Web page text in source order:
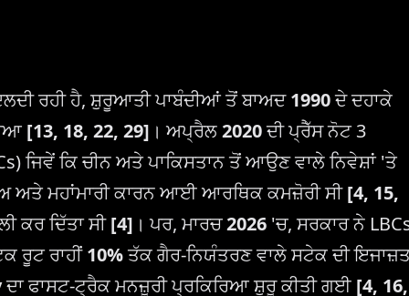
ਰਹੀ ਹੈ, ਸ਼ੁਰੂਆਤੀ ਪਾਬੰਦੀਆਂ ਤੋਂ ਬਾਅਦ1990ਦੇ ਦਹਾਕੇ
[13, 18, 22, 29] । ਅਪ੍ਰੈਲ2020ਦੀ ਪ੍ਰੈੱਸ ਨੋਟ 3
ਜਿਵੇਂ ਕਿ ਚੀਨ ਅਤੇ ਪਾਕਿਸਤਾਨ ਤੋਂ ਆਉਣ ਵਾਲੇ ਨਿਵੇਸ਼ਾਂ 'ਤੇ
ਅਤੇ ਮਹਾਂਮਾਰੀ ਕਾਰਨ ਆਈ ਆਰਥਿਕ ਕਮਜ਼ੋਰੀ ਸੀ[4, 15,
ਕਰ ਦਿੱਤਾ ਸੀ[4] । ਪਰ, ਮਾਰਚ2026 'ਚ, ਸਰਕਾਰ ਨੇ
ਰੂਟ ਰਾਹੀਂ10%ਤੱਕ ਗੈਰ-ਨਿਯੰਤਰਣ ਵਾਲੇ ਸਟੇਕ ਦੀ
ਦਾ ਫਾਸਟ-ਟ੍ਰੈਕ ਮਨਜ਼ੂਰੀ ਪ੍ਰਕਿਰਿਆ ਸ਼ੁਰੂ ਕੀਤੀ ਗਈ [4, 16,